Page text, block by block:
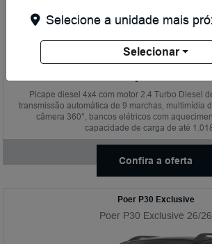
Taxa 0% (60% de entrada em até 18x)
mil no seminovo
Picape diesel 4x4 com motor 2.4 Turbo Diesel
transmissão automática de 9 marchas, multimídia
câmera 360°, bancos elétricos com
capacidade de carga de até
Confira a oferta
Poer P30 Exclusive
Poer P30 Exclusive 26/26
Selecione a unidade mais
Selecionar